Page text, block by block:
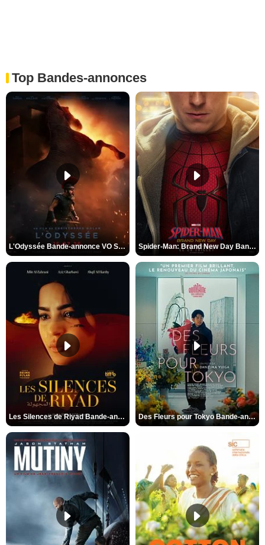
Top Bandes-annonces
L'Odyssée Bande-annonce VO STFR Spider-Man: Brand New Day Bande-annonce VO STFR
Les Silences de Riyad Bande-annonce VO STFR Des Fleurs pour Tokyo Bande-annonce VO STFR